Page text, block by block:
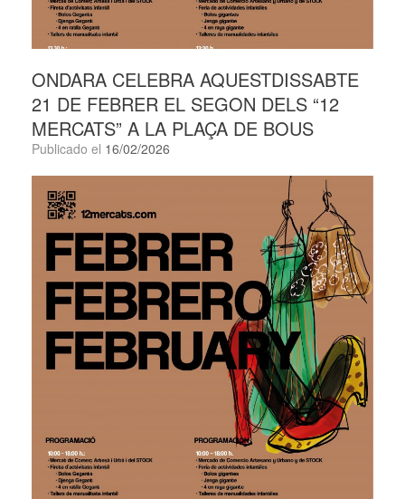
ONDARA CELEBRA AQUESTDISSABTE
21 DE FEBRER EL SEGON DELS “12
MERCATS” A LA PLAÇA DE BOUS
Publicado el 16/02/2026